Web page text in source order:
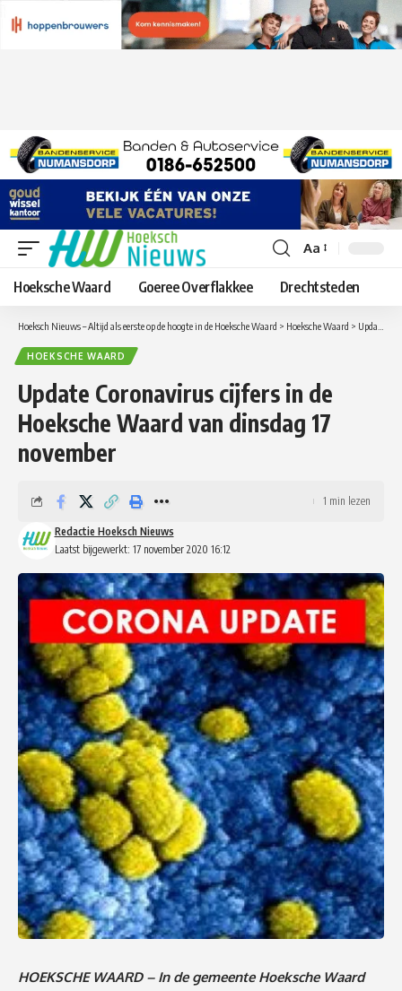
Lettergrootte
aanpassen
Aa
Hoeksche Waard Goeree Overflakkee Drechtsteden
Hoeksch Nieuws – Altijd als eerste op de hoogte in de Hoeksche Waard > Hoeksche Waard > Update Coronavirus cijfers in de Hoeksche Waard van dinsdag 17 november
HOEKSCHE WAARD
Update Coronavirus cijfers in de
Hoeksche Waard van dinsdag 17
november
Laatst bijgewerkt: 17 november 2020 16:12
Redactie Hoeksch Nieuws
1 min lezen
HOEKSCHE WAARD – In de gemeente Hoeksche Waard